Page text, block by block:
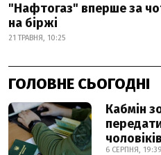
"Нафтогаз" вперше за
на біржі
21 ТРАВНЯ, 10:25
ГОЛОВНЕ СЬОГОДНІ
Кабмін
6 СЕРПНЯ, 19:39